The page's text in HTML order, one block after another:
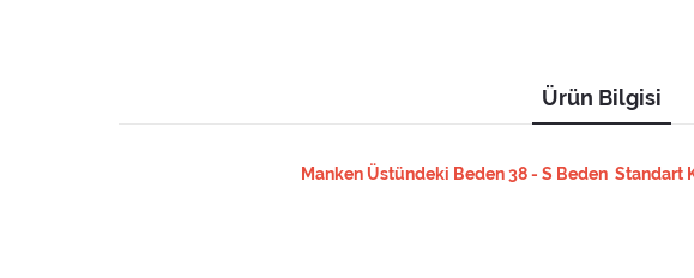
Ürün Bilgisi
Manken Üstündeki Beden 38 - S Beden Standart